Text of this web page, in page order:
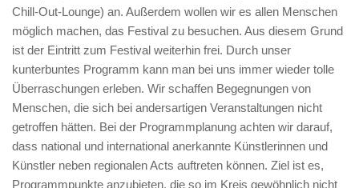
Chill-Out-Lounge) an. Außerdem wollen wir es allen Menschen
möglich machen, das Festival zu besuchen. Aus diesem Grund
ist der Eintritt zum Festival weiterhin frei. Durch unser
kunterbuntes Programm kann man bei uns immer wieder tolle
Überraschungen erleben. Wir schaffen Begegnungen von
Menschen, die sich bei andersartigen Veranstaltungen nicht
getroffen hätten. Bei der Programmplanung achten wir darauf,
dass national und international anerkannte Künstlerinnen und
Künstler neben regionalen Acts auftreten können. Ziel ist es,
Programmpunkte anzubieten, die so im Kreis gewöhnlich nicht